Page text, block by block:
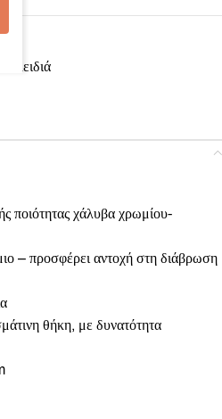
Κλειδιά
ποιότητας χάλυβα χρωμίου-
– προσφέρει αντοχή στη διάβρωση
θήκη, με δυνατότητα